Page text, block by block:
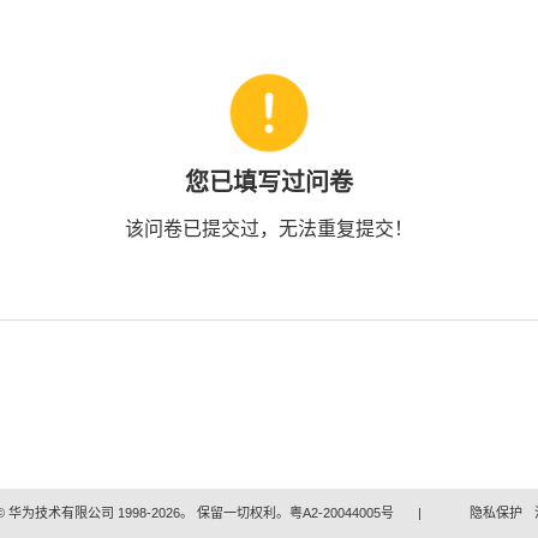
您已填写过问卷
该问卷已提交过，无法重复提交！
华为技术有限公司 1998-2026。 保留一切权利。粤A2-20044005号 | 隐私保护